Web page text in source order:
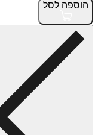
הוספה לסל